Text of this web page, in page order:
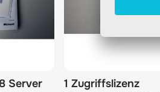
Server
1 Zugriffslizenz